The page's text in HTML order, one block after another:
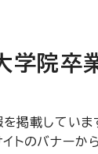
院卒
掲載していま
トのバナーから